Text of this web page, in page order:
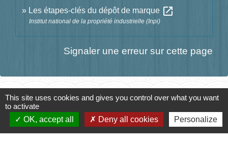
Les étapes-clés du dépôt de marque open_in_new
Institut national de la propriété industrielle (Inpi)
Signaler une erreur sur cette page
Contact
Mairie de Jasney
This site uses cookies and gives you control over what you want
to activate
OK, accept all
Deny all cookies Personalize